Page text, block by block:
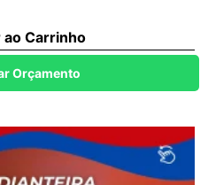
Carrinho
Orçamento